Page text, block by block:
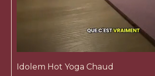
Idolem Hot Yoga Chaud